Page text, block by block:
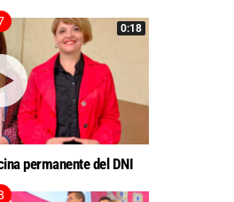
0:18
permanente del DNI